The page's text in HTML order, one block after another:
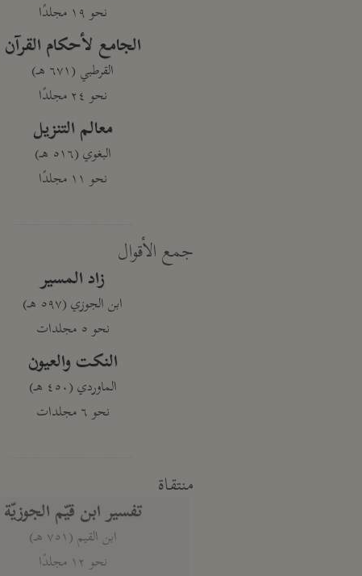
نحو ١٩ مجلدًا
الجامع لأحكام القرآن
القرطبي (٦٧١ هـ)
نحو ٢٤ مجلدًا
معالم التنزيل
البغوي (٥١٦ هـ)
نحو ١١ مجلدًا
جمع الأقوال
زاد المسير
ابن الجوزي (٥٩٧ هـ)
نحو ٥ مجلدات
النكت والعيون
الماوردي (٤٥٠ هـ)
نحو ٦ مجلدات
منتقاة
تفسير ابن قيّم الجوزيّة
ابن القيم (٧٥١ هـ)
نحو ١٢ مجلدًا